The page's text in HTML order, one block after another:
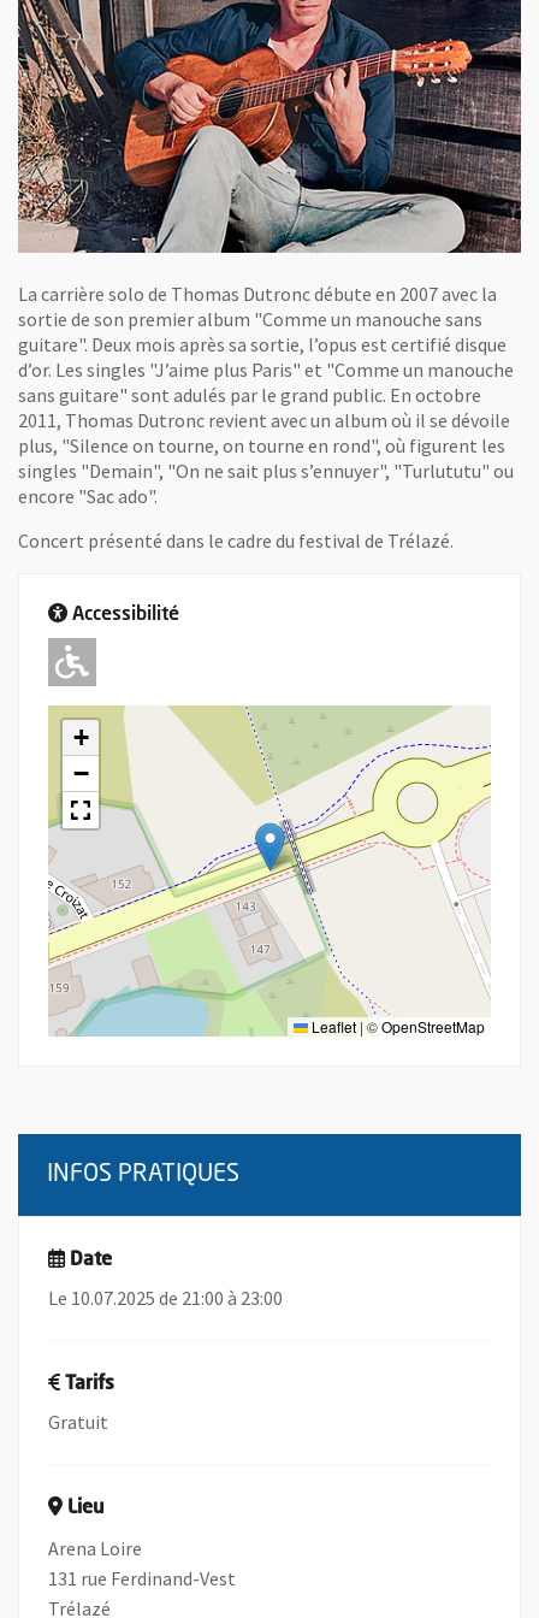
La carrière solo de Thomas Dutronc débute en 2007 avec la
sortie de son premier album "Comme un manouche sans
guitare". Deux mois après sa sortie, l’opus est certifié disque
d’or. Les singles "J’aime plus Paris" et "Comme un manouche
sans guitare" sont adulés par le grand public. En octobre
2011, Thomas Dutronc revient avec un album où il se dévoile
plus, "Silence on tourne, on tourne en rond", où figurent les
singles "Demain", "On ne sait plus s’ennuyer", "Turlututu" ou
encore "Sac ado".
Concert présenté dans le cadre du festival de Trélazé.
Accessibilité
Adapté pour l'handicap Moteur
+
−
Leaflet | ©OpenStreetMap
INFOS PRATIQUES
Date
Le 10.07.2025 de 21:00 à 23:00
Tarifs
Gratuit
Lieu
Arena Loire
131 rue Ferdinand-Vest
Trélazé